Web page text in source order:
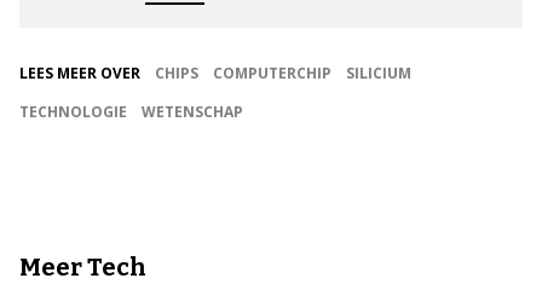
LEES MEER OVER CHIPS COMPUTERCHIP
SILICIUM
TECHNOLOGIE
WETENSCHAP
Meer Tech